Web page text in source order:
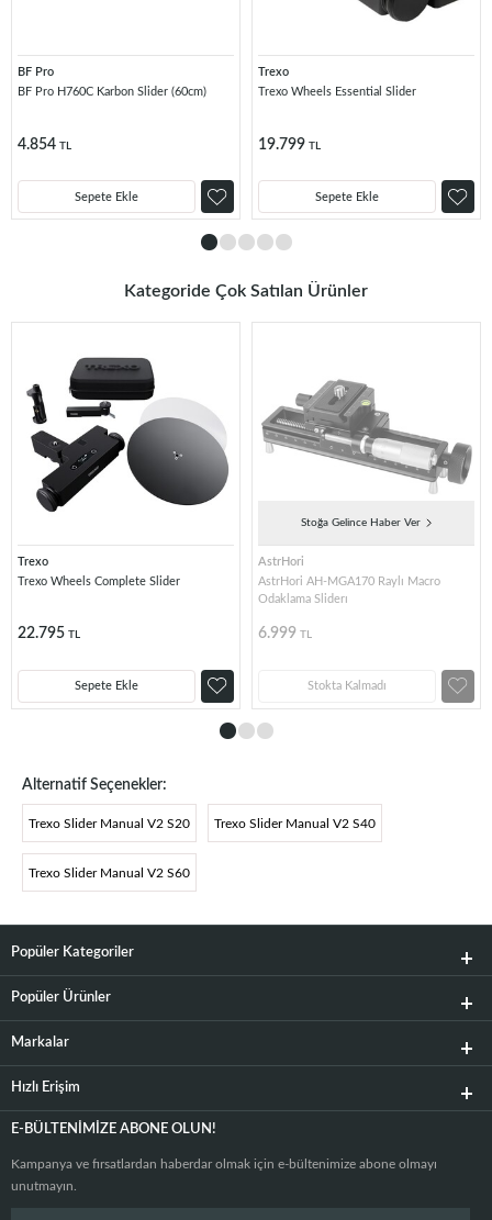
BF Pro
BF Pro H760C Karbon Slider (60cm)
4.854 TL
Sepete Ekle
Trexo
Trexo Wheels Essential Slider
19.799 TL
Sepete Ekle
Kategoride Çok Satılan Ürünler
Trexo
Trexo Wheels Complete Slider
22.795 TL
Sepete Ekle
Stoğa Gelince Haber Ver
AstrHori
AstrHori AH-MGA170 Raylı Macro
Odaklama Sliderı
6.999 TL
Stokta Kalmadı
Alternatif Seçenekler:
Trexo Slider Manual V2 S20 Trexo Slider Manual V2 S40
Trexo Slider Manual V2 S60
Popüler Kategoriler
Popüler Ürünler
Markalar
Hızlı Erişim
E-BÜLTENIMIZE ABONE OLUN!
Kampanya ve fırsatlardan haberdar olmak için e-bültenimize abone olmayı
unutmayın.